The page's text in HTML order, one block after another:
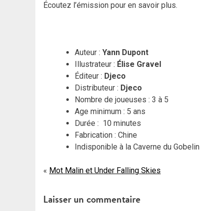
Écoutez l’émission pour en savoir plus.
Auteur : Yann Dupont
Illustrateur : Élise Gravel
Éditeur : Djeco
Distributeur : Djeco
Nombre de joueuses : 3 à 5
Age minimum : 5 ans
Durée : 10 minutes
Fabrication : Chine
Indisponible à la Caverne du Gobelin
Navigation
Mot Malin et Under Falling Skies
Laisser un commentaire